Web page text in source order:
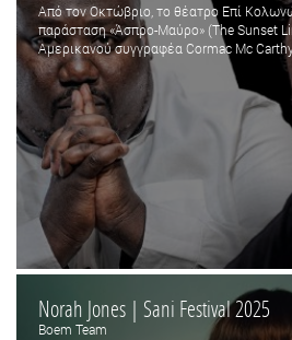
Από τον Οκτώβριο, το θέατρο Επί
παράσταση «Άσπρο-Μαύρο» (The Sunset
Αμερικανού συγγραφέα Cormac Mc
Norah Jones | Sani Festival 2025
Boem Team